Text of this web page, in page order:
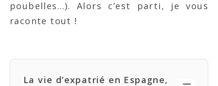
poubelles…). Alors c’est parti, je vous
raconte tout !
La vie d’expatrié en Espagne,